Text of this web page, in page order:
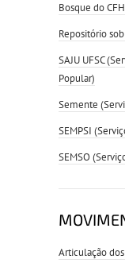
Bosque do CFH
Repositório
SAJU UFSC
Popular)
Semente
SEMPSI
SEMSO
Articulação